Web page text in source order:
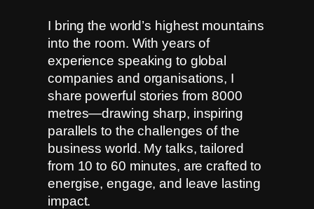
I bring the world’s highest mountains
into the room. With years of
experience speaking to global
companies and organisations, I
share powerful stories from 8000
metres—drawing sharp, inspiring
parallels to the challenges of the
business world. My talks, tailored
from 10 to 60 minutes, are crafted to
energise, engage, and leave lasting
impact.